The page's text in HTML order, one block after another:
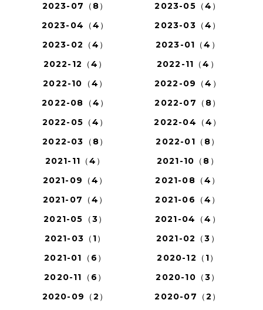
2023-07（8）
2023-05（4）
2023-04（4）
2023-03（4）
2023-02（4）
2023-01（4）
2022-12（4）
2022-11（4）
2022-10（4）
2022-09（4）
2022-08（4）
2022-07（8）
2022-05（4）
2022-04（4）
2022-03（8）
2022-01（8）
2021-11（4）
2021-10（8）
2021-09（4）
2021-08（4）
2021-07（4）
2021-06（4）
2021-05（3）
2021-04（4）
2021-03（1）
2021-02（3）
2021-01（6）
2020-12（1）
2020-11（6）
2020-10（3）
2020-09（2）
2020-07（2）